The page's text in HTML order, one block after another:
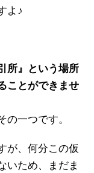
よ♪
所』という場所
ことができませ
一つです。
が、何分この仮
いため、まだま